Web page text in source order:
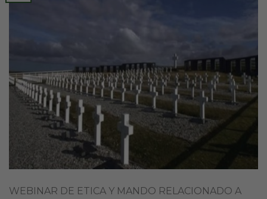
WEBINAR DE ETICA Y MANDO RELACIONADO A